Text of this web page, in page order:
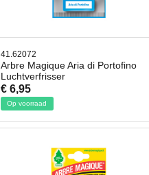
41.62072
Arbre Magique Aria di Portofino
Luchtverfrisser
€ 6,95
Op voorraad